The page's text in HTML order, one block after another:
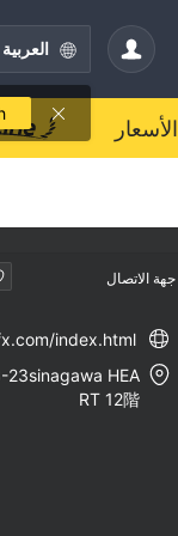
العربية
الأسعار
جهة الاتصال
index.html
23sinagawa HEA
RT 12階